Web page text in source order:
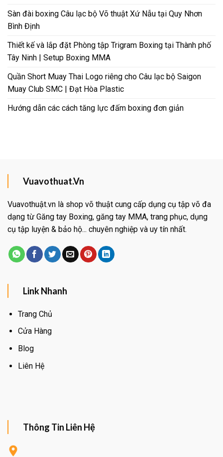
Sàn đài boxing Câu lạc bộ Võ thuật Xứ Nẫu tại Quy Nhơn
Bình Định
Thiết kế và lắp đặt Phòng tập Trigram Boxing tại Thành phố
Tây Ninh | Setup Boxing MMA
Quần Short Muay Thai Logo riêng cho Câu lạc bộ Saigon
Muay Club SMC | Đạt Hòa Plastic
Hướng dẫn các cách tăng lực đấm boxing đơn giản
Vuavothuat.Vn
Vuavothuật.vn là shop võ thuật cung cấp dụng cụ tập võ đa
dạng từ Găng tay Boxing, găng tay MMA, trang phục, dụng
cụ tập luyện & bảo hộ... chuyên nghiệp và uy tín nhất.
Link Nhanh
Trang Chủ
Cửa Hàng
Blog
Liên Hệ
Thông Tin Liên Hệ